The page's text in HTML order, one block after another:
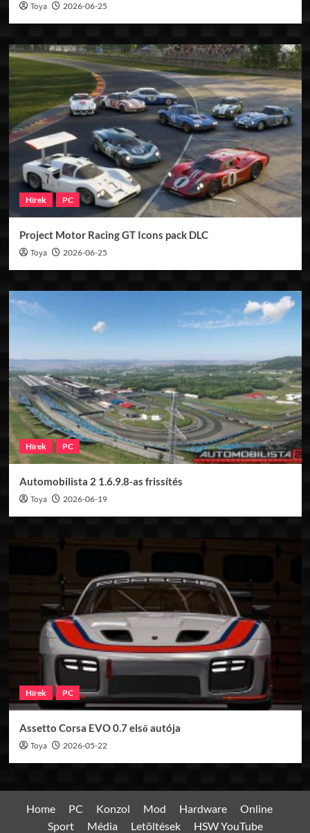
Toya 2026-06-25
Hírek PC
Project Motor Racing GT Icons pack DLC
Toya 2026-06-25
Hírek PC
Automobilista 2 1.6.9.8-as frissítés
Toya 2026-06-19
Hírek PC
Assetto Corsa EVO 0.7 első autója
Toya 2026-05-22
Home PC Konzol Mod Hardware
Online
Sport
Média Letöltések HSW YouTube